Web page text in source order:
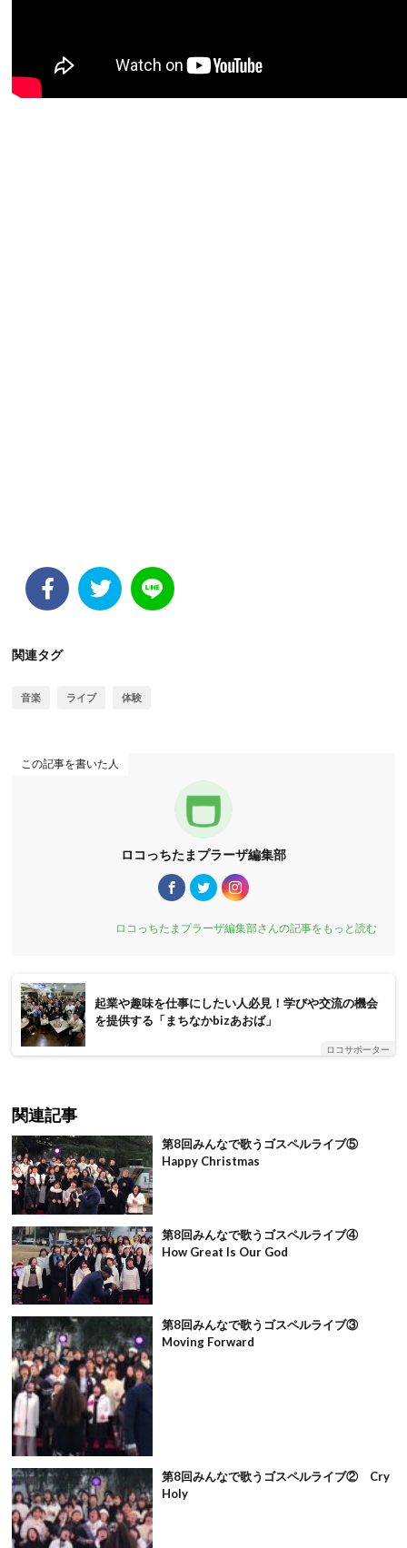
関連タグ
音楽 ライブ 体験
この記事を書いた人
ロコっちたまプラーザ編集部
ロコっちたまプラーザ編集部さんの記事をもっと読む
起業や趣味を仕事にしたい人必見！学びや交流の機会
を提供する「まちなかbizあおば」
ロコサポーター
関連記事
第8回みんなで歌うゴスペルライブ⑤
Happy Christmas
第8回みんなで歌うゴスペルライブ④
How Great Is Our God
第8回みんなで歌うゴスペルライブ③
Moving Forward
第8回みんなで歌うゴスペルライブ② Cry
Holy